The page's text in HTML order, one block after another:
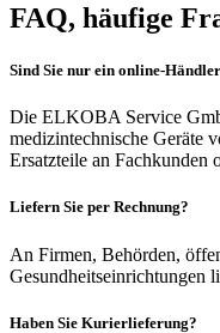
FAQ, häufige
Sind Sie nur ein online-
Die ELKOBA Service
medizintechnische Geräte
Ersatzteile an Fachkunden
Liefern Sie per Rechnung?
An Firmen, Behörden,
Gesundheitseinrichtungen
Haben Sie Kurierlieferung?